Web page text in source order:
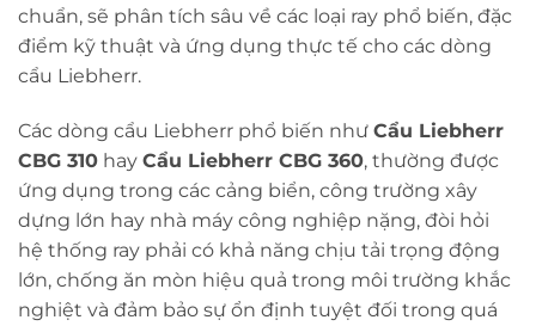
chuẩn, sẽ phân tích sâu về các loại ray phổ biến, đặc
điểm kỹ thuật và ứng dụng thực tế cho các dòng
cẩu Liebherr.
Các dòng cẩu Liebherr phổ biến như Cẩu Liebherr
CBG 310 hay Cẩu Liebherr CBG 360, thường được
ứng dụng trong các cảng biển, công trường xây
dựng lớn hay nhà máy công nghiệp nặng, đòi hỏi
hệ thống ray phải có khả năng chịu tải trọng động
lớn, chống ăn mòn hiệu quả trong môi trường khắc
nghiệt và đảm bảo sự ổn định tuyệt đối trong quá